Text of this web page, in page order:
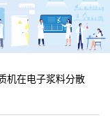
机在电子浆料分散